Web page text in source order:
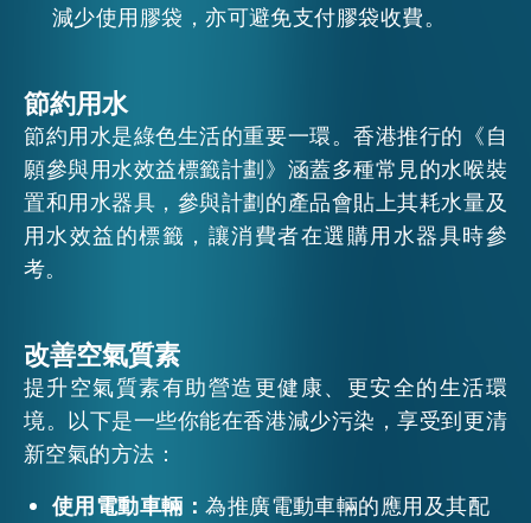
減少使用膠袋，亦可避免支付膠袋收費。
節約用水
節約用水是綠色生活的重要一環。香港推行的《自
願參與用水效益標籤計劃》涵蓋多種常見的水喉裝
置和用水器具，參與計劃的產品會貼上其耗水量及
用水效益的標籤，讓消費者在選購用水器具時參
考。
改善空氣質素
提升空氣質素有助營造更健康、更安全的生活環
境。以下是一些你能在香港減少污染，享受到更清
新空氣的方法：
使用電動車輛：為推廣電動車輛的應用及其配